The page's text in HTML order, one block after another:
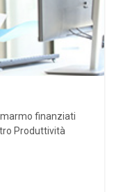
marmo finanziati
Produttività